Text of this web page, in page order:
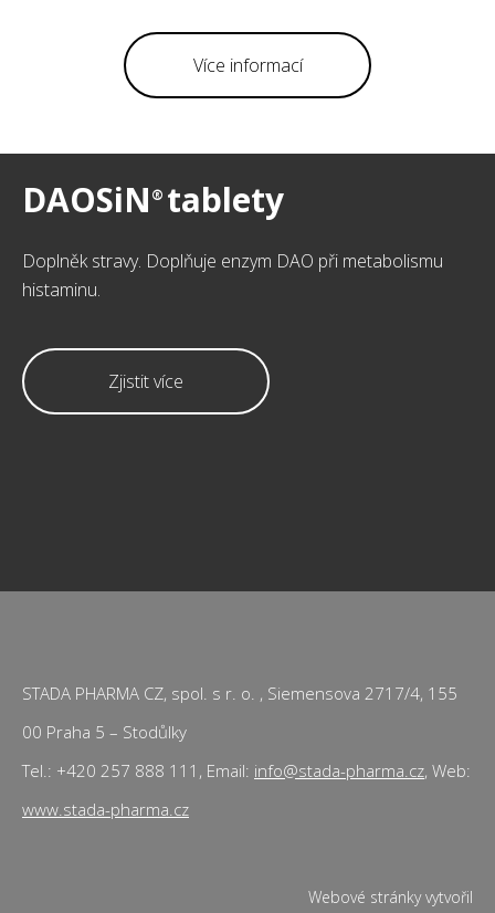
Více informací
DAOSiN ® tablety
Doplněk stravy. Doplňuje enzym DAO při metabolismu
histaminu.
Zjistit více
STADA PHARMA CZ, spol. s r. o. , Siemensova 2717/4, 155
00 Praha 5 – Stodůlky
Tel.: +420 257 888 111, Email: info@stada-pharma.cz, Web:
www.stada-pharma.cz
Webové stránky vytvořil